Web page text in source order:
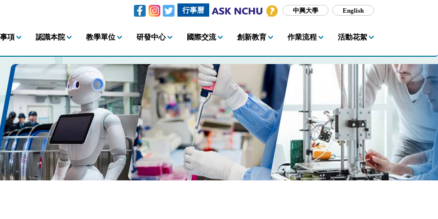
行事曆 中興大學 English
項 認識本院 教學單位 研發中心 國際交流 創新教育 作業流程 活動花絮